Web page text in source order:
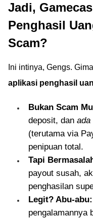
Jadi,
Penghasil
Scam?
Ini intinya, Gengs.
aplikasi penghasil
Bukan Scam
deposit, dan ada
(terutama via
penipuan total.
Tapi
payout susah,
penghasilan
Legit? Abu-abu:
pengalamannya